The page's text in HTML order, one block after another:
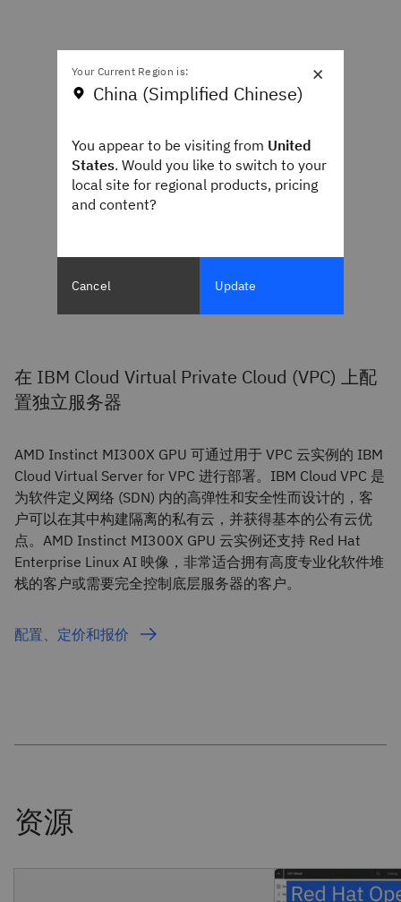
在 IBM Cloud Virtual Private Cloud (VPC) 上配
置独立服务器
AMD Instinct MI300X GPU 可通过用于 VPC 云实例的 IBM
Cloud Virtual Server for VPC 进行部署。IBM Cloud VPC 是
为软件定义网络 (SDN) 内的高弹性和安全性而设计的，客
户可以在其中构建隔离的私有云，并获得基本的公有云优
点。AMD Instinct MI300X GPU 云实例还支持 Red Hat
Enterprise Linux AI 映像，非常适合拥有高度专业化软件堆
栈的客户或需要完全控制底层服务器的客户。
配置、定价和报价
×
Your Current Region is:
China (Simplified Chinese)
You appear to be visiting from United
States. Would you like to switch to your
local site for regional products, pricing
and content?
Cancel Update